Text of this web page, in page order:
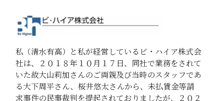
私（清水有高）と私が経営しているビ・ハイア株式会
社は、２０１８年１０月１７日、同社で業務をされて
いた故大山莉加さんのご両親及び当時のスタッフであ
る大下周平さん、桜井悠太さんから、未払賃金等請
求事件の民事裁判を提起されておりましたが、２０２